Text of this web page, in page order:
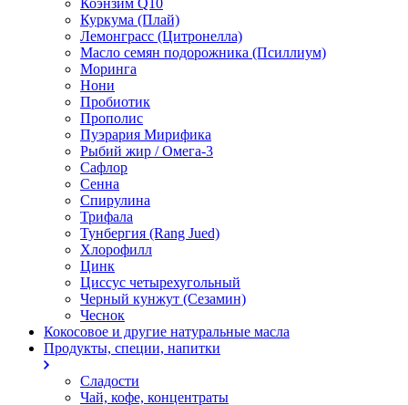
Коэнзим Q10
Куркума (Плай)
Лемонграсс (Цитронелла)
Масло семян подорожника (Псиллиум)
Моринга
Нони
Пробиотик
Прополис
Пуэрария Мирифика
Рыбий жир / Омега-3
Сафлор
Сенна
Спирулина
Трифала
Тунбергия (Rang Jued)
Хлорофилл
Цинк
Циссус четырехугольный
Черный кунжут (Сезамин)
Чеснок
Кокосовое и другие натуральные масла
Продукты, специи, напитки
Сладости
Чай, кофе, концентраты